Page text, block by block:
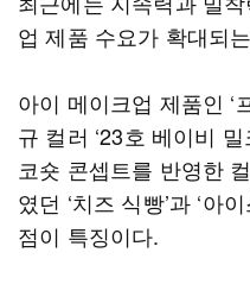
업 제품 수요가 확대되
아이 메이크업 제품인 ‘
규 컬러 ‘23호 베이비
코숏 콘셉트를 반영한
였던 ‘치즈 식빵’과 ‘아
점이 특징이다.